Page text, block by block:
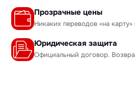
Прозрачные цены
Никаких переводов «на карту»
Юридическая защита
Официальный договор.